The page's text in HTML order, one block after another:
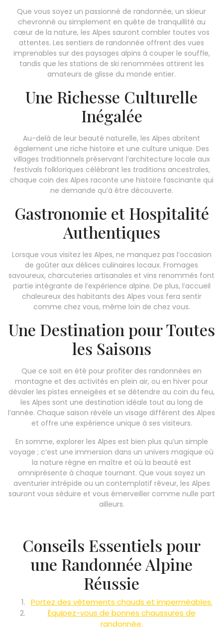
Que vous soyez un passionné de randonnée, un skieur
chevronné ou simplement en quête de tranquillité au
cœur de la nature, les Alpes sauront combler toutes vos
attentes. Les sentiers de randonnée offrent des vues
imprenables sur des paysages alpins à couper le souffle,
tandis que les stations de ski renommées attirent les
amateurs de glisse du monde entier.
Une Richesse Culturelle
Inégalée
Au-delà de leur beauté naturelle, les Alpes abritent
également une riche histoire et une culture unique. Des
villages traditionnels préservant l’architecture locale aux
festivals folkloriques célébrant les traditions ancestrales,
chaque coin des Alpes raconte une histoire fascinante qui
ne demande qu’à être découverte.
Gastronomie et Hospitalité
Authentiques
Lorsque vous visitez les Alpes, ne manquez pas l’occasion
de goûter aux délices culinaires locaux. Fromages
savoureux, charcuteries artisanales et vins renommés font
partie intégrante de l’expérience alpine. De plus, l’accueil
chaleureux des habitants des Alpes vous fera sentir
comme chez vous, même loin de chez vous.
Une Destination pour Toutes
les Saisons
Que ce soit en été pour profiter des randonnées en
montagne et des activités en plein air, ou en hiver pour
dévaler les pistes enneigées et se détendre au coin du feu,
les Alpes sont une destination idéale tout au long de
l’année. Chaque saison révèle un visage différent des Alpes
et offre une expérience unique à ses visiteurs.
En somme, explorer les Alpes est bien plus qu’un simple
voyage ; c’est une immersion dans un univers magique où
la nature règne en maître et où la beauté est
omniprésente à chaque tournant. Que vous soyez un
aventurier intrépide ou un contemplatif rêveur, les Alpes
sauront vous séduire et vous émerveiller comme nulle part
ailleurs.
Conseils Essentiels pour
une Randonnée Alpine
Réussie
Portez des vêtements chauds et imperméables.
Équipez-vous de bonnes chaussures de
randonnée.